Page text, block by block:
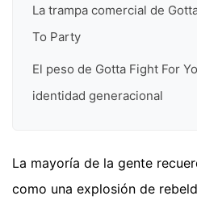
La trampa comercial de
To Party
El peso de Gotta Fight For
identidad generacional
La mayoría de la gente
como una explosión de